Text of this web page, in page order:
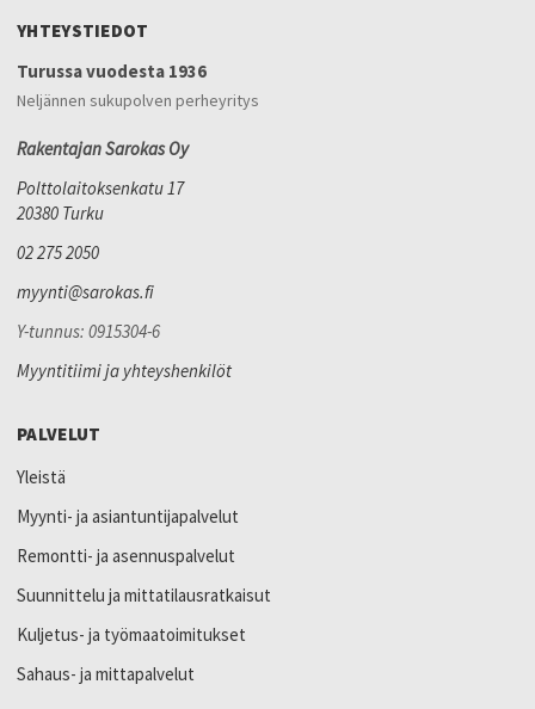
YHTEYSTIEDOT
Turussa vuodesta 1936
Neljännen sukupolven perheyritys
Rakentajan Sarokas Oy
Polttolaitoksenkatu 17
20380 Turku
02 275 2050
myynti@sarokas.fi
Y-tunnus: 0915304-6
Myyntitiimi ja yhteyshenkilöt
PALVELUT
Yleistä
Myynti- ja asiantuntijapalvelut
Remontti- ja asennuspalvelut
Suunnittelu ja mittatilausratkaisut
Kuljetus- ja työmaatoimitukset
Sahaus- ja mittapalvelut